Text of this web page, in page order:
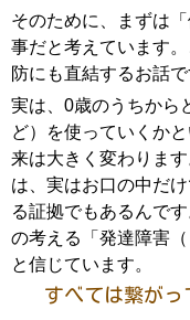
そのために、まずは
事だと考えています
防にも直結するお話で
実は、0歳のうちから
ど）を使っていくか
来は大きく変わりま
は、実はお口の中だ
る証拠でもあるんで
の考える「発達障害
と信じています。
すべては繋がっ